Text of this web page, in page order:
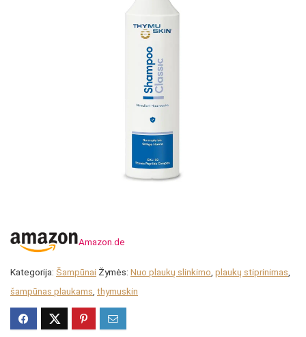
Amazon.de
Kategorija: Šampūnai Žymės: Nuo plaukų slinkimo, plaukų stiprinimas,
šampūnas plaukams, thymuskin